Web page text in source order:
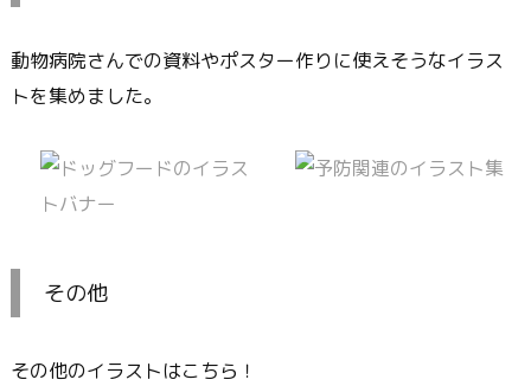
動物病院さんでの資料やポスター作りに使えそうなイラス
トを集めました。
その他
その他のイラストはこちら！